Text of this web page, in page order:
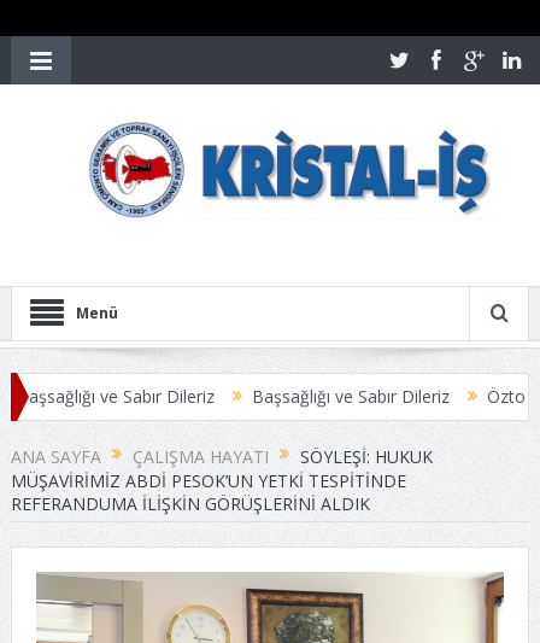
Menü
ve Sabır Dileriz Başsağlığı ve Sabır Dileriz Öztoprak-İş
ANA SAYFA ÇALIŞMA HAYATI
SÖYLEŞI: HUKUK
MÜŞAVIRIMIZ ABDI PESOK’UN YETKI TESPITINDE
REFERANDUMA İLIŞKIN GÖRÜŞLERINI ALDIK